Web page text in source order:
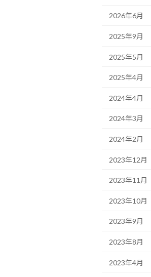
2026年6月
2025年9月
2025年5月
2025年4月
2024年4月
2024年3月
2024年2月
2023年12月
2023年11月
2023年10月
2023年9月
2023年8月
2023年4月